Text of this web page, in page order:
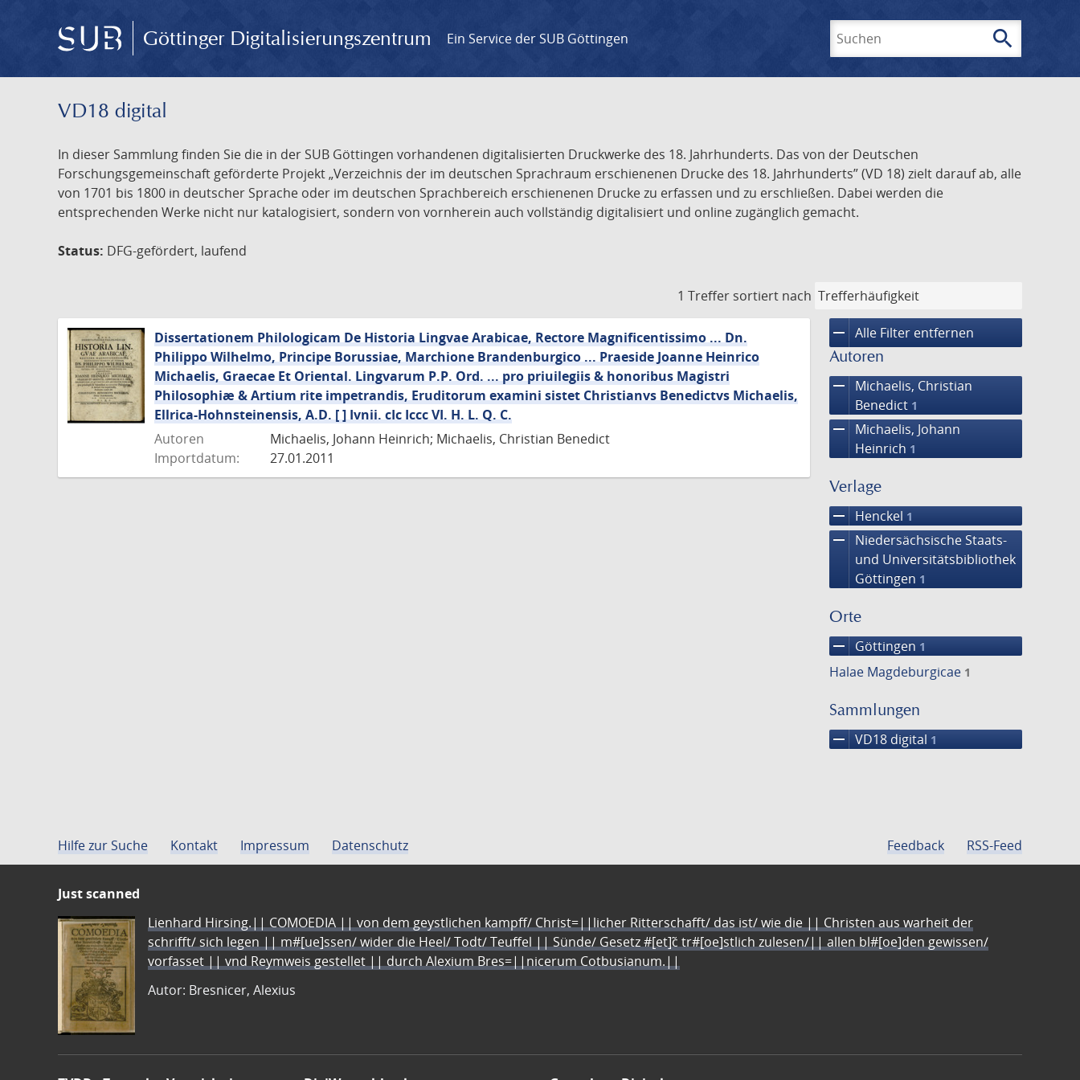
Göttinger Digitalisierungszentrum Ein Service der SUB Göttingen search
VD18 digital
In dieser Sammlung finden Sie die in der SUB Göttingen vorhandenen digitalisierten Druckwerke des 18. Jahrhunderts. Das von der Deutschen
Forschungsgemeinschaft geförderte Projekt „Verzeichnis der im deutschen Sprachraum erschienenen Drucke des 18. Jahrhunderts” (VD 18) zielt darauf ab, alle
von 1701 bis 1800 in deutscher Sprache oder im deutschen Sprachbereich erschienenen Drucke zu erfassen und zu erschließen. Dabei werden die
entsprechenden Werke nicht nur katalogisiert, sondern von vornherein auch vollständig digitalisiert und online zugänglich gemacht.
Status: DFG-gefördert, laufend
1 Treffer sortiert nach
remove Alle Filter entfernen
Autoren
remove
Michaelis, Christian
Benedict 1
remove
Michaelis, Johann
Heinrich 1
Verlage
remove Henckel 1
remove
Niedersächsische Staats-
und Universitätsbibliothek
Göttingen 1
Orte
remove Göttingen 1
Halae Magdeburgicae 1
Sammlungen
remove VD18 digital 1
Dissertationem Philologicam De Historia Lingvae Arabicae, Rectore Magnificentissimo ... Dn.
Philippo Wilhelmo, Principe Borussiae, Marchione Brandenburgico ... Praeside Joanne Heinrico
Michaelis, Graecae Et Oriental. Lingvarum P.P. Ord. ... pro priuilegiis & honoribus Magistri
Philosophiæ & Artium rite impetrandis, Eruditorum examini sistet Christianvs Benedictvs Michaelis,
Ellrica-Hohnsteinensis, A.D. [ ] Ivnii. cIc Iccc VI. H. L. Q. C.
Autoren
Michaelis, Johann Heinrich; Michaelis, Christian Benedict
Importdatum:
27.01.2011
Hilfe zur Suche Kontakt Impressum Datenschutz Feedback RSS-Feed
Just scanned
Lienhard Hirsing.|| COMOEDIA || von dem geystlichen kampff/ Christ=||licher Ritterschafft/ das ist/ wie die || Christen aus warheit der
schrifft/ sich legen || m#[ue]ssen/ wider die Heel/ Todt/ Teuffel || Sünde/ Gesetz #[et]c̃ tr#[oe]stlich zulesen/|| allen bl#[oe]den gewissen/
vorfasset || vnd Reymweis gestellet || durch Alexium Bres=||nicerum Cotbusianum.||
Autor: Bresnicer, Alexius